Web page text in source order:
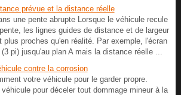
prévue et la distance réelle
une pente abrupte Lorsque le véhicule recule
les lignes guides de distance et de largeur
plus proches qu'en réalité. Par exemple, l'écran
pi) jusqu'au plan A mais la distance réelle ...
contre la corrosion
votre véhicule pour le garder propre.
pour déceler tout dommage mineur à la